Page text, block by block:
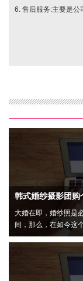
6. 售后服务:主要是公
韩式婚纱摄影团购
大婚在即，婚纱照是
间，那么，在如今这
纱照的方式呢？